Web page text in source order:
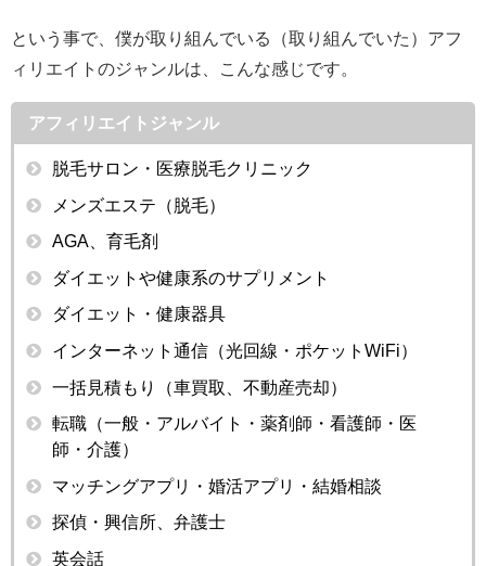
という事で、僕が取り組んでいる（取り組んでいた）アフ
ィリエイトのジャンルは、こんな感じです。
アフィリエイトジャンル
脱毛サロン・医療脱毛クリニック
メンズエステ（脱毛）
AGA、育毛剤
ダイエットや健康系のサプリメント
ダイエット・健康器具
インターネット通信（光回線・ポケットWiFi）
一括見積もり（車買取、不動産売却）
転職（一般・アルバイト・薬剤師・看護師・医
師・介護）
マッチングアプリ・婚活アプリ・結婚相談
探偵・興信所、弁護士
英会話